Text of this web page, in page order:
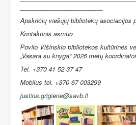
Apskričių viešųjų bibliotekų asociacijos
Kontaktinis asmuo
Povilo Višinskio bibliotekos kultūrinės
„Vasara su knyga“ 2026 metų
Tel. +370 41 52 37 47
Mobilus tel. +370 67 003299
justina.grigiene@savb.lt